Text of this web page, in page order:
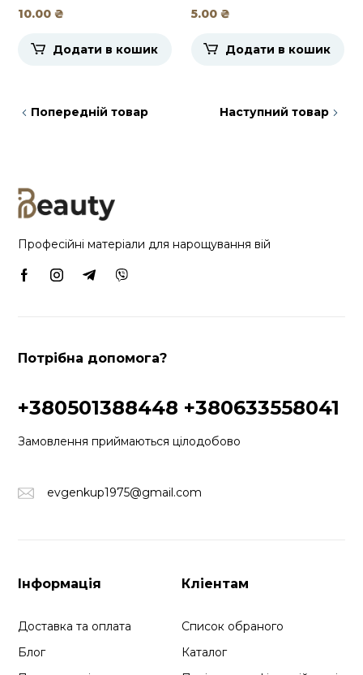
10.00₴
Додати в кошик
5.00 ₴
Додати в кошик
Попередній товар Наступний товар
Професійні матеріали для нарощування вій
Потрібна допомога?
+380501388448 +380633558041
Замовлення приймаються цілодобово
evgenkup1975@gmail.com
Інформація
Доставка та оплата
Блог
Кліентам
Список обраного
Каталог